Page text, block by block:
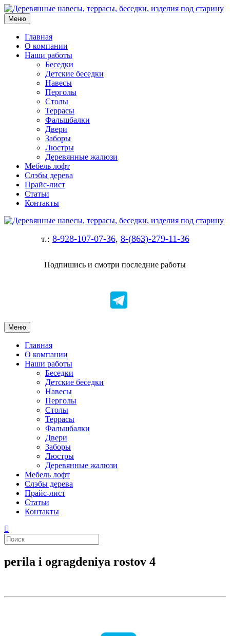
Меню
Главная
О компании
Наши работы
Беседки
Детские беседки
Навесы
Перголы
Столы
Террасы
Фальшбалки
Двери
Заборы
Люстры
Деревянные жалюзи
Мебель лофт
Слэбы дерева
Прайс-лист
Статьи
Контакты
т.: 8-928-107-07-36, 8-(863)-279-11-36
Подпишись и смотри последние работы
Меню
Главная
О компании
Наши работы
Беседки
Детские беседки
Навесы
Перголы
Столы
Террасы
Фальшбалки
Двери
Заборы
Люстры
Деревянные жалюзи
Мебель лофт
Слэбы дерева
Прайс-лист
Статьи
Контакты
perila i ogragdeniya rostov 4